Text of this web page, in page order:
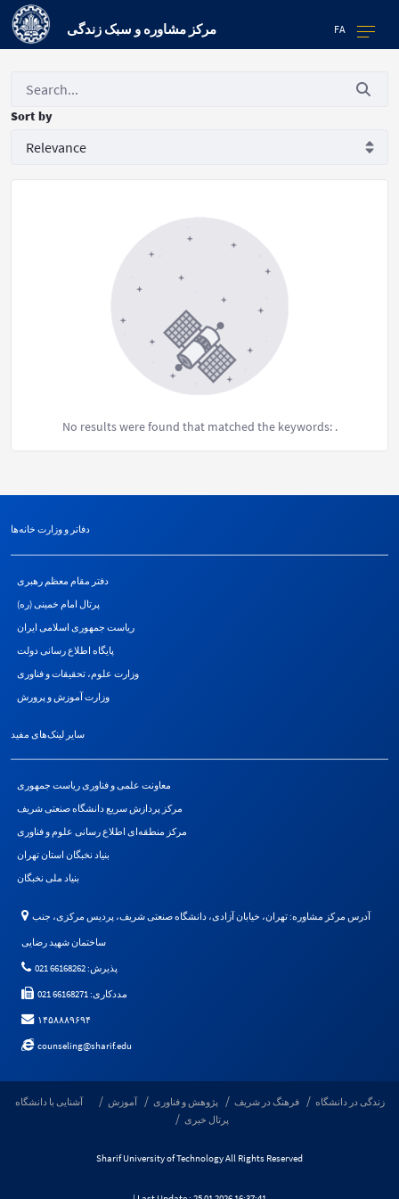
FA مرکز مشاوره و سبک زندگی
Sort by
No results were found that matched the keywords: .
دفاتر و وزارت خانه‌ها
دفتر مقام معظم رهبری
پرتال امام خمینی (ره)
ریاست جمهوری اسلامی ایران
پایگاه اطلاع رسانی دولت
وزارت علوم، تحقیقات و فناوری
وزارت آموزش و پرورش
سایر لینک‌های مفید
معاونت علمی و فناوری ریاست جمهوری
مرکز پردازش سریع دانشگاه صنعتی شریف
مرکز منطقه‌ای اطلاع رسانی علوم و فناوری
بنیاد نخبگان استان تهران
بنیاد ملی نخبگان
ساختمان شهید رضایی
پذیرش: 66168262 021
مددکاری: 66168271 021
۱۴۵۸۸۸۹۶۹۴
counseling@sharif.edu
آشنایی با دانشگاه آموزش پژوهش و فناوری فرهنگ در شریف
زندگی در دانشگاه
پرتال خبری
Sharif University of Technology All Rights Reserved